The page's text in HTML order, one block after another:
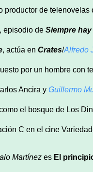
productor de
, episodio de Siempre
, actúa en Crates/Alfredo
por un hombre con
Ancira y Guillermo
el bosque de Los
C en el cine
Martínez es El